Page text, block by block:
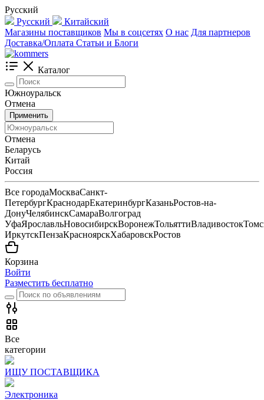
Русский
Русский
Китайский
Магазины поставщиков Мы в соцсетях О нас Для партнеров
Доставка/Оплата Статьи и Блоги
Каталог
Южноуральск
Отмена
Применить
Отмена
Беларусь
Китай
Россия
Все городаМоскваСанкт-
ПетербургКраснодарЕкатеринбургКазаньРостов-на-
ДонуЧелябинскСамараВолгоград
УфаЯрославльНовосибирскВоронежТольяттиВладивосток
ИркутскПензаКрасноярскХабаровскРостов
Корзина
Войти
Разместить бесплатно
Все
категории
ИЩУ ПОСТАВЩИКА
Электроника